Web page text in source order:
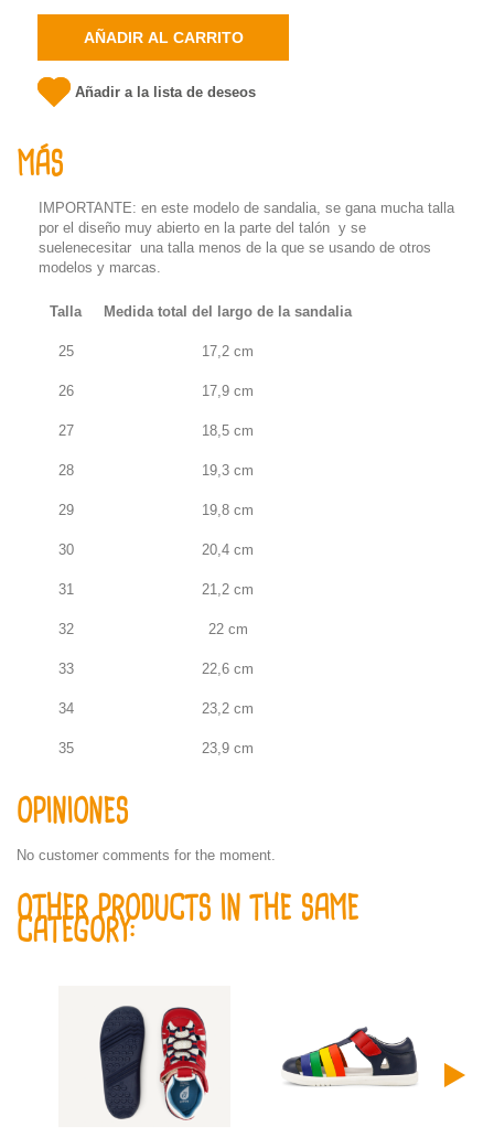
AÑADIR AL CARRITO
Añadir a la lista de deseos
MÁS
IMPORTANTE: en este modelo de sandalia, se gana mucha talla
por el diseño muy abierto en la parte del talón y se
suelenecesitar una talla menos de la que se usando de otros
modelos y marcas.
Talla Medida total del largo de la sandalia
25 17,2 cm
26 17,9 cm
27 18,5 cm
28 19,3 cm
29 19,8 cm
30 20,4 cm
31 21,2 cm
32 22 cm
33 22,6 cm
34 23,2 cm
35 23,9 cm
OPINIONES
No customer comments for the moment.
OTHER PRODUCTS IN THE SAME
CATEGORY: